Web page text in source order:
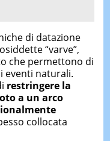
di datazione
“varve”,
che permettono di
eventi naturali.
restringere la
a un arco
collocata